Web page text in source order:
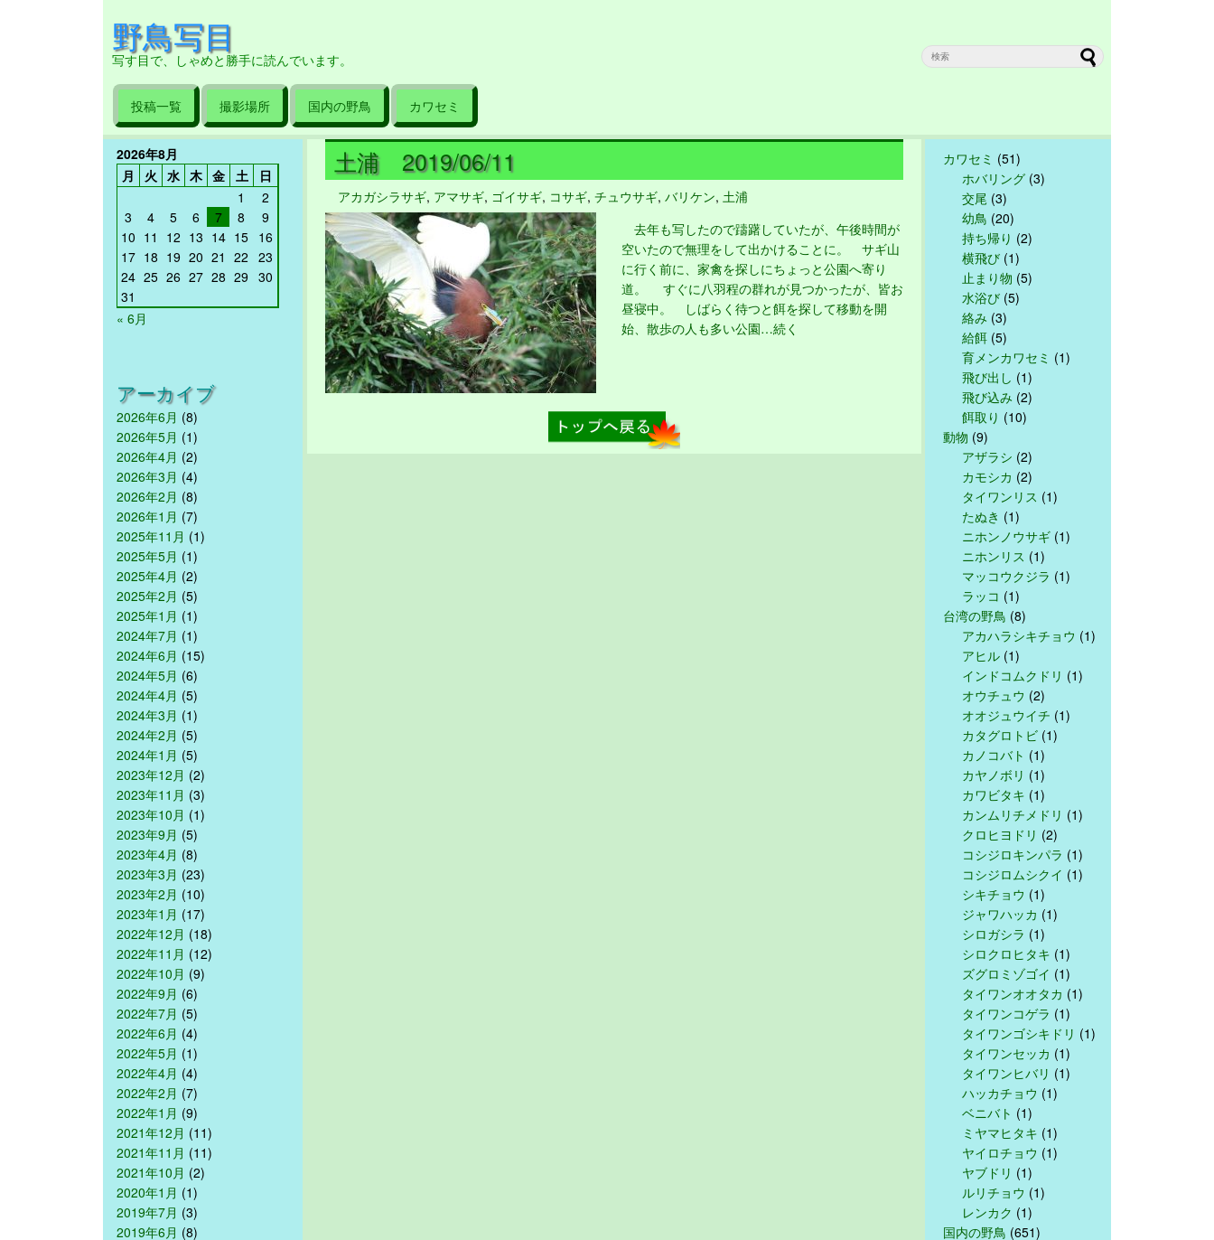
野鳥写目
写す目で、しゃめと勝手に読んでいます。
投稿一覧 撮影場所 国内の野鳥 カワセミ
2026年8月
月
火 水 木 金 土
日
1
2
3
4 5 6 7 8
9
10 11 12 13 14 15 16
17 18 19 20 21 22 23
24 25 26 27 28 29 30
31
« 6月
アーカイブ
2026年6月 (8)
2026年5月 (1)
2026年4月 (2)
2026年3月 (4)
2026年2月 (8)
2026年1月 (7)
2025年11月 (1)
2025年5月 (1)
2025年4月 (2)
2025年2月 (5)
2025年1月 (1)
2024年7月 (1)
2024年6月 (15)
2024年5月 (6)
2024年4月 (5)
2024年3月 (1)
2024年2月 (5)
2024年1月 (5)
2023年12月 (2)
2023年11月 (3)
2023年10月 (1)
2023年9月 (5)
2023年4月 (8)
2023年3月 (23)
2023年2月 (10)
2023年1月 (17)
2022年12月 (18)
2022年11月 (12)
2022年10月 (9)
2022年9月 (6)
2022年7月 (5)
2022年6月 (4)
2022年5月 (1)
2022年4月 (4)
2022年2月 (7)
2022年1月 (9)
2021年12月 (11)
2021年11月 (11)
2021年10月 (2)
2020年1月 (1)
2019年7月 (3)
2019年6月 (8)
土浦 2019/06/11
アカガシラサギ, アマサギ, ゴイサギ, コサギ, チュウサギ, バリケン, 土浦
去年も写したので躊躇していたが、午後時間が
空いたので無理をして出かけることに。 サギ山
に行く前に、家禽を探しにちょっと公園へ寄り
道。 すぐに八羽程の群れが見つかったが、皆お
昼寝中。 しばらく待つと餌を探して移動を開
始、散歩の人も多い公園…続く
カワセミ (51)
ホバリング (3)
交尾 (3)
幼鳥 (20)
持ち帰り (2)
横飛び (1)
止まり物 (5)
水浴び (5)
絡み (3)
給餌 (5)
育メンカワセミ (1)
飛び出し (1)
飛び込み (2)
餌取り (10)
動物 (9)
アザラシ (2)
カモシカ (2)
タイワンリス (1)
たぬき (1)
ニホンノウサギ (1)
ニホンリス (1)
マッコウクジラ (1)
ラッコ (1)
台湾の野鳥 (8)
アカハラシキチョウ (1)
アヒル (1)
インドコムクドリ (1)
オウチュウ (2)
オオジュウイチ (1)
カタグロトビ (1)
カノコバト (1)
カヤノボリ (1)
カワビタキ (1)
カンムリチメドリ (1)
クロヒヨドリ (2)
コシジロキンパラ (1)
コシジロムシクイ (1)
シキチョウ (1)
ジャワハッカ (1)
シロガシラ (1)
シロクロヒタキ (1)
ズグロミゾゴイ (1)
タイワンオオタカ (1)
タイワンコゲラ (1)
タイワンゴシキドリ (1)
タイワンセッカ (1)
タイワンヒバリ (1)
ハッカチョウ (1)
ベニバト (1)
ミヤマヒタキ (1)
ヤイロチョウ (1)
ヤブドリ (1)
ルリチョウ (1)
レンカク (1)
国内の野鳥 (651)